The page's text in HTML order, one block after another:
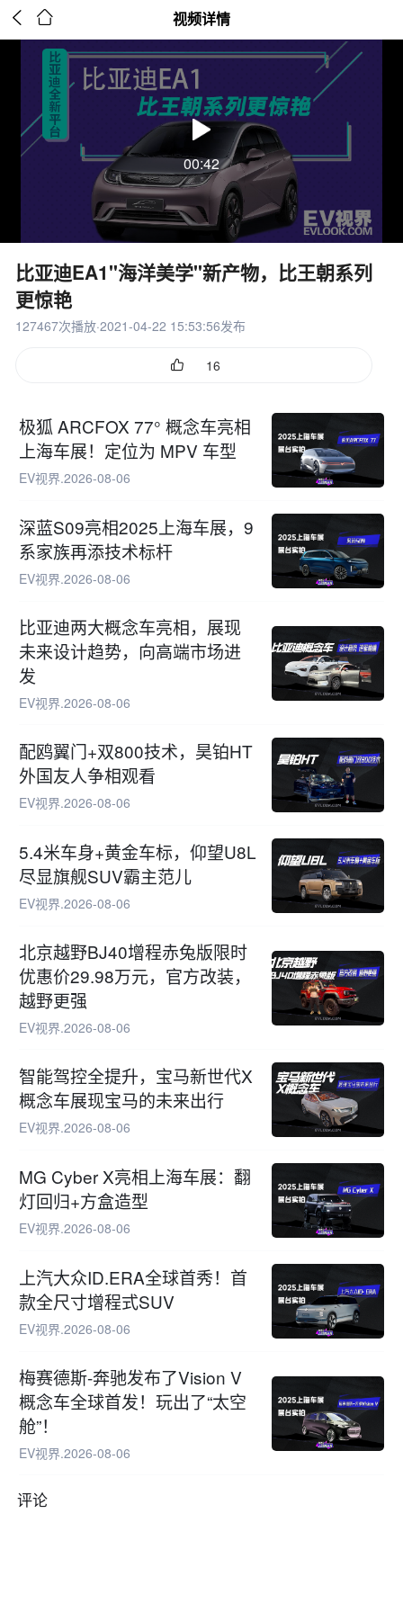
  视频详情
00:42
比亚迪EA1"海洋美学"新产物，比王朝系列
更惊艳
127467次播放·2021-04-22 15:53:56发布
 16
极狐 ARCFOX 77° 概念车亮相
上海车展！定位为 MPV 车型
EV视界.2026-08-06
深蓝S09亮相2025上海车展，9
系家族再添技术标杆
EV视界.2026-08-06
比亚迪两大概念车亮相，展现
未来设计趋势，向高端市场进
发
EV视界.2026-08-06
配鸥翼门+双800技术，昊铂HT
外国友人争相观看
EV视界.2026-08-06
5.4米车身+黄金车标，仰望U8L
尽显旗舰SUV霸主范儿
EV视界.2026-08-06
北京越野BJ40增程赤兔版限时
优惠价29.98万元，官方改装，
越野更强
EV视界.2026-08-06
智能驾控全提升，宝马新世代X
概念车展现宝马的未来出行
EV视界.2026-08-06
MG Cyber X亮相上海车展：翻
灯回归+方盒造型
EV视界.2026-08-06
上汽大众ID.ERA全球首秀！首
款全尺寸增程式SUV
EV视界.2026-08-06
梅赛德斯-奔驰发布了Vision V
概念车全球首发！玩出了“太空
舱”！
EV视界.2026-08-06
评论